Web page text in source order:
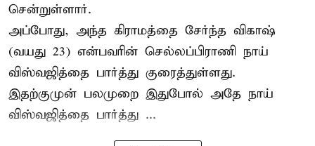
சென்றுள்ளார்.
அப்போது, அந்த கிராமத்தை சேர்ந்த விகாஷ்
(வயது 23) என்பவரின் செல்லப்பிராணி நாய்
விஸ்வஜித்தை பார்த்து குரைத்துள்ளது.
இதற்குமுன் பலமுறை இதுபோல் அதே நாய்
விஸ்வஜித்தை பார்த்து ...